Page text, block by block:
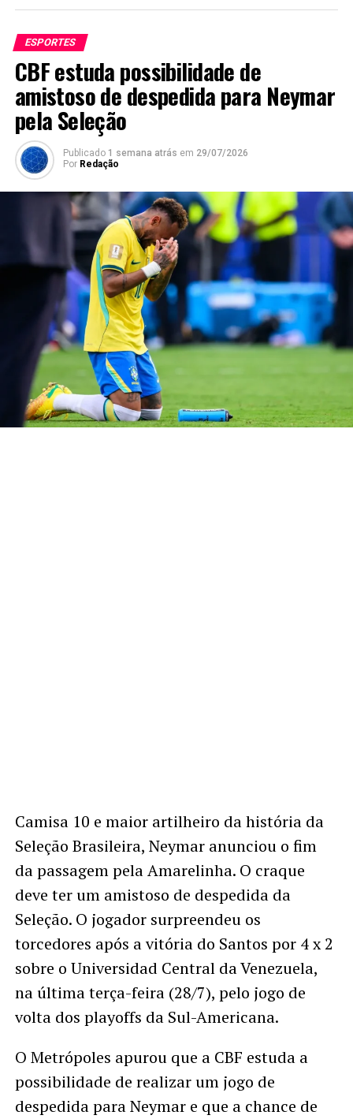
ESPORTES
CBF estuda possibilidade de
amistoso de despedida para Neymar
pela Seleção
Publicado 1 semana atrás em 29/07/2026
Por Redação
Camisa 10 e maior artilheiro da história da
Seleção Brasileira, Neymar anunciou o fim
da passagem pela Amarelinha. O craque
deve ter um amistoso de despedida da
Seleção. O jogador surpreendeu os
torcedores após a vitória do Santos por 4 x 2
sobre o Universidad Central da Venezuela,
na última terça-feira (28/7), pelo jogo de
volta dos playoffs da Sul-Americana.
O Metrópoles apurou que a CBF estuda a
possibilidade de realizar um jogo de
despedida para Neymar e que a chance de